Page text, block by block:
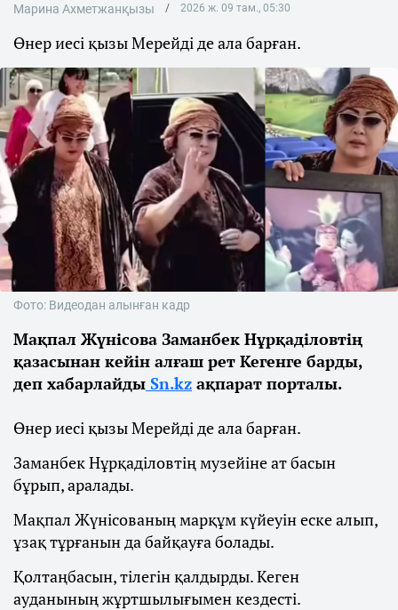
Марина Ахметжанқызы 2026 ж. 09 там., 05:30
Өнер иесі қызы Мерейді де ала барған.
Фото: Видеодан алынған кадр
Мақпал Жүнісова Заманбек Нұрқаділовтің
қазасынан кейін алғаш рет Кегенге барды,
деп хабарлайды Sn.kz ақпарат порталы.
Өнер иесі қызы Мерейді де ала барған.
Заманбек Нұрқаділовтің музейіне ат басын
бұрып, аралады.
Мақпал Жүнісованың марқұм күйеуін еске алып,
ұзақ тұрғанын да байқауға болады.
Қолтаңбасын, тілегін қалдырды. Кеген
ауданының жұртшылығымен кездесті.